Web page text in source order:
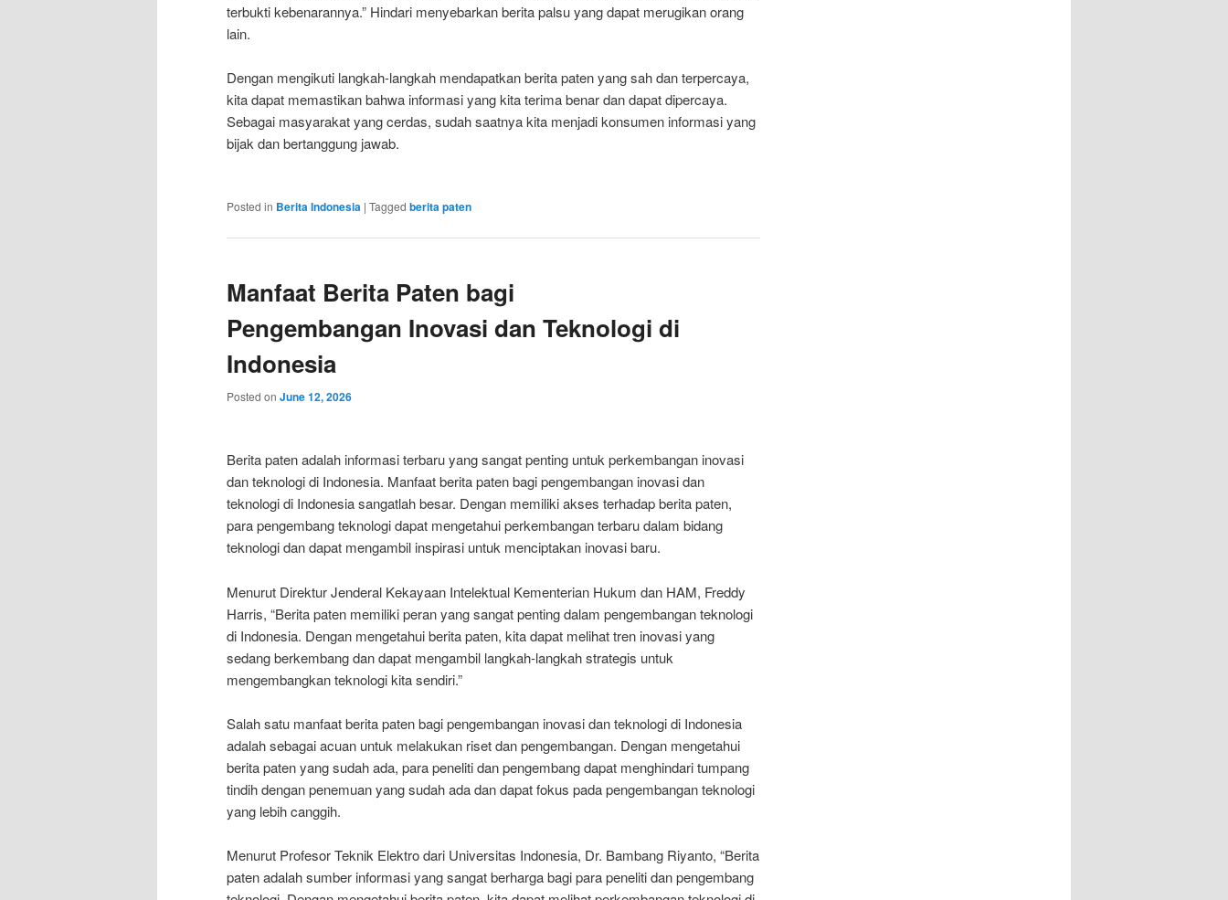
terbukti kebenarannya.” Hindari menyebarkan berita palsu yang dapat merugikan orang
lain.
Dengan mengikuti langkah-langkah mendapatkan berita paten yang sah dan terpercaya,
kita dapat memastikan bahwa informasi yang kita terima benar dan dapat dipercaya.
Sebagai masyarakat yang cerdas, sudah saatnya kita menjadi konsumen informasi yang
bijak dan bertanggung jawab.
Posted in Berita Indonesia | Tagged berita paten
Manfaat Berita Paten bagi
Pengembangan Inovasi dan Teknologi di
Indonesia
Posted on June 12, 2026
Berita paten adalah informasi terbaru yang sangat penting untuk perkembangan inovasi
dan teknologi di Indonesia. Manfaat berita paten bagi pengembangan inovasi dan
teknologi di Indonesia sangatlah besar. Dengan memiliki akses terhadap berita paten,
para pengembang teknologi dapat mengetahui perkembangan terbaru dalam bidang
teknologi dan dapat mengambil inspirasi untuk menciptakan inovasi baru.
Menurut Direktur Jenderal Kekayaan Intelektual Kementerian Hukum dan HAM, Freddy
Harris, “Berita paten memiliki peran yang sangat penting dalam pengembangan teknologi
di Indonesia. Dengan mengetahui berita paten, kita dapat melihat tren inovasi yang
sedang berkembang dan dapat mengambil langkah-langkah strategis untuk
mengembangkan teknologi kita sendiri.”
Salah satu manfaat berita paten bagi pengembangan inovasi dan teknologi di Indonesia
adalah sebagai acuan untuk melakukan riset dan pengembangan. Dengan mengetahui
berita paten yang sudah ada, para peneliti dan pengembang dapat menghindari tumpang
tindih dengan penemuan yang sudah ada dan dapat fokus pada pengembangan teknologi
yang lebih canggih.
Menurut Profesor Teknik Elektro dari Universitas Indonesia, Dr. Bambang Riyanto, “Berita
paten adalah sumber informasi yang sangat berharga bagi para peneliti dan pengembang